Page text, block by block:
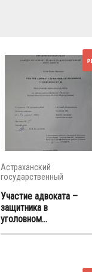
Астраханский
государственный
Участие адвоката –
защитника в
уголовном...